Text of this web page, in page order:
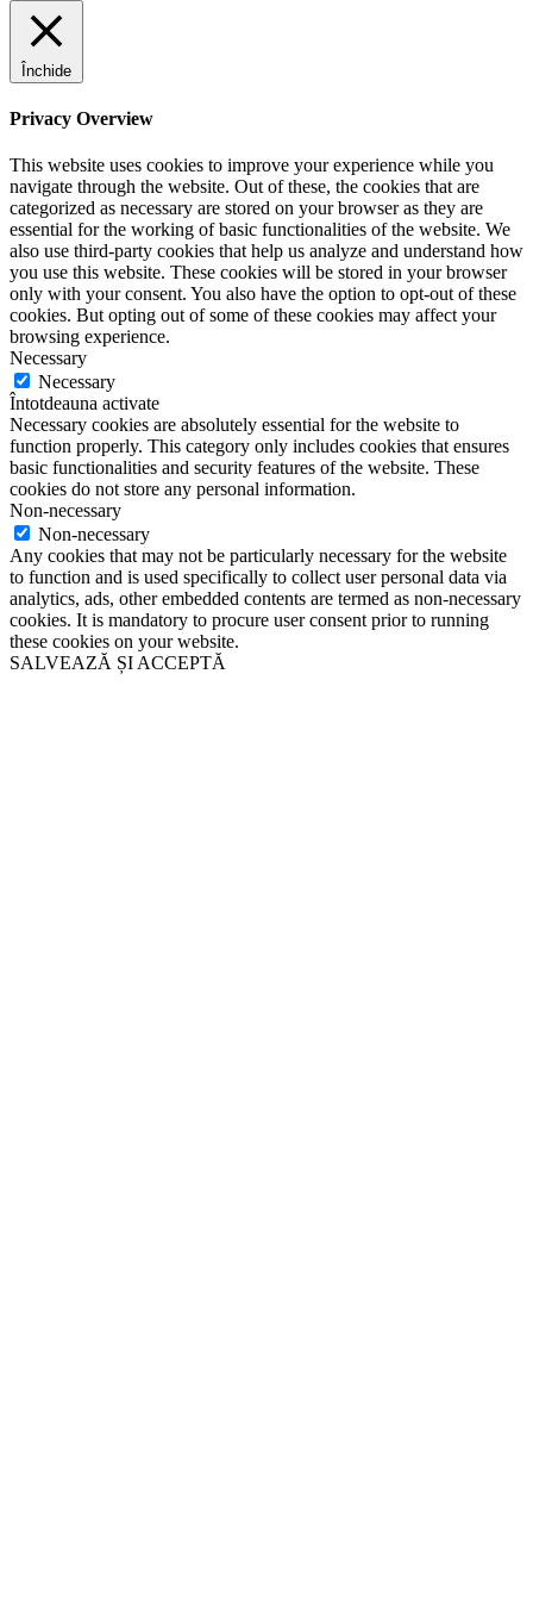
Închide
Privacy Overview
This website uses cookies to improve your experience while you
navigate through the website. Out of these, the cookies that are
categorized as necessary are stored on your browser as they are
essential for the working of basic functionalities of the website. We
also use third-party cookies that help us analyze and understand how
you use this website. These cookies will be stored in your browser
only with your consent. You also have the option to opt-out of these
cookies. But opting out of some of these cookies may affect your
browsing experience.
Necessary
Necessary
Întotdeauna activate
Necessary cookies are absolutely essential for the website to
function properly. This category only includes cookies that ensures
basic functionalities and security features of the website. These
cookies do not store any personal information.
Non-necessary
Non-necessary
Any cookies that may not be particularly necessary for the website
to function and is used specifically to collect user personal data via
analytics, ads, other embedded contents are termed as non-necessary
cookies. It is mandatory to procure user consent prior to running
these cookies on your website.
SALVEAZĂ ȘI ACCEPTĂ